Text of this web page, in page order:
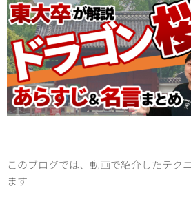
このブログでは、動画で紹介したテク
ます